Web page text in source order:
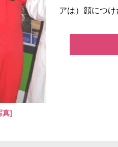
真]
アは）顔につ